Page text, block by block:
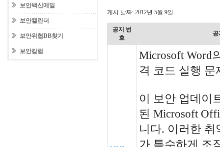
보안백신메일
보안캘린더
보안위협DB찾기
보안칼럼
게시 날짜: 2012년 5월 9일
공지 번
호
공
Microsoft Word
격 코드 실행 문
이 보안 업데이
된 Microsoft
니다. 이러한
가 특수하게 조